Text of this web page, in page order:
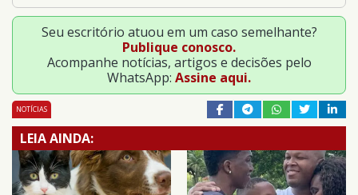
Seu escritório atuou em um caso semelhante?
Publique conosco.
Acompanhe notícias, artigos e decisões pelo
WhatsApp: Assine aqui.
NOTÍCIAS
LEIA AINDA: